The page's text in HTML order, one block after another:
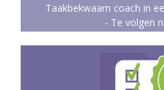
Taakbekwaam coach in
- Te volgen